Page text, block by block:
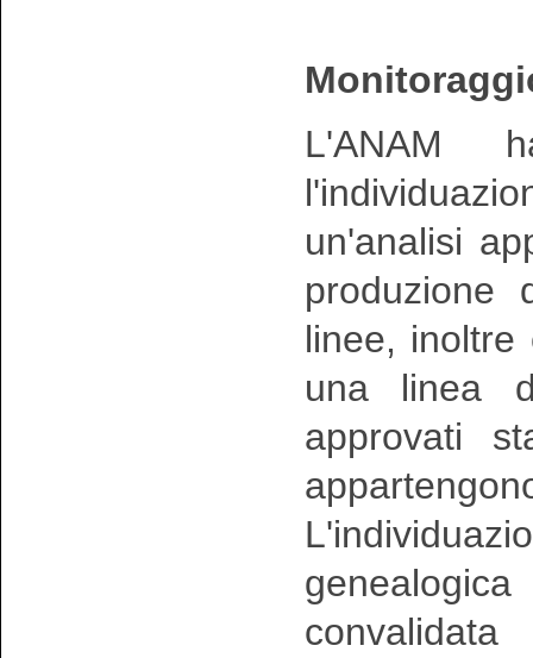
L'ANAM
un'analisi
produzione
linee,
una linea
approvati